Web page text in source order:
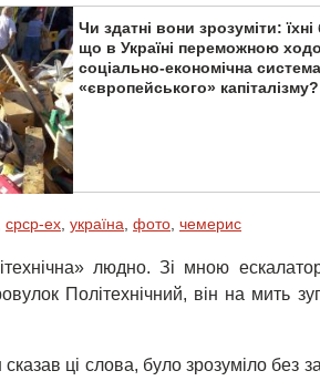
Чи здатні вони зрозуміти: їхні
що в Україні переможною
соціально-економічна система
«європейського» капіталізму?
срср-ex україна фото чемерис
людно. Зі мною
Політехнічний, він на мить
ці слова, було зрозуміло без